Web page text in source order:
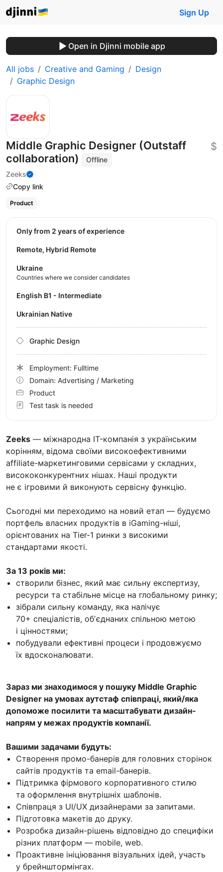
Sign Up
Open in Djinni mobile app
All jobs Creative and Gaming
Design
Graphic Design
Middle Graphic Designer (Outstaff
collaboration)
Offline
Zeeks
Copy link
$
Product
Zeeks — міжнародна IT-компанія з українським
корінням, відома своїми високоефективними
affiliate-маркетинговими сервісами у складних,
висококонкурентних нішах. Наші продукти
не є ігровими й виконують сервісну функцію.
Сьогодні ми переходимо на новий етап — будуємо
портфель власних продуктів в iGaming-ніші,
орієнтованих на Tier-1 ринки з високими
стандартами якості.
За 13 років ми:
створили бізнес, який має сильну експертизу,
ресурси та стабільне місце на глобальному ринку;
зібрали сильну команду, яка налічує
70+ спеціалістів, обʼєднаних спільною метою
і цінностями;
побудували ефективні процеси і продовжуємо
їх вдосконалювати.
Зараз ми знаходимося у пошуку Middle Graphic
Designer на умовах аутстаф співпраці, який/яка
допоможе посилити та масштабувати дизайн-
напрям у межах продуктів компанії.
Вашими задачами будуть:
Створення промо-банерів для головних сторінок
сайтів продуктів та email-банерів.
Підтримка фірмового корпоративного стилю
та оформлення внутрішніх шаблонів.
Співпраця з UI/UX дизайнерами за запитами.
Підготовка макетів до друку.
Розробка дизайн-рішень відповідно до специфіки
різних платформ — mobile, web.
Проактивне ініціювання візуальних ідей, участь
у брейнштормінгах.
Only from 2 years of experience
Remote, Hybrid Remote
Ukraine
Countries where we consider candidates
English B1 - Intermediate
Ukrainian Native
Graphic Design
Employment: Fulltime
Domain: Advertising / Marketing
Product
Test task is needed